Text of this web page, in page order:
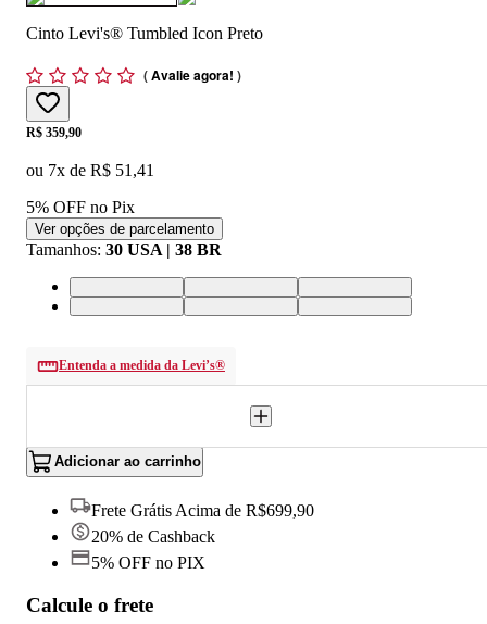
Cinto Levi's® Tumbled Icon Preto
(Avalie agora! )
Price:
R$ 359,90
ou 7x de R$ 51,41
5% OFF no Pix
Ver opções de parcelamento
Tamanhos: 30 USA | 38 BR
30 USA | 38 BR32 USA | 40 BR34 USA | 44 BR
36 USA | 46 BR38 USA | 48 BR40 USA | 50 BR
Entenda a medida da Levi’s®
Adicionar ao carrinho
Frete Grátis Acima de R$699,90
20% de Cashback
5% OFF no PIX
Calcule o frete